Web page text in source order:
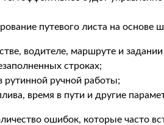
путевого листа на
водителе, маршруте и задании
строках;
рутинной ручной работы;
время в пути и другие
ошибок, которые часто